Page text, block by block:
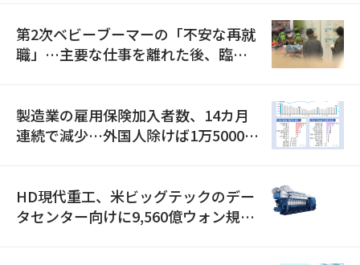
第2次ベビーブーマーの「不安な再就
職」…主要な仕事を離れた後、臨時
製造業の雇用保険加入者数、14カ月
連続で減少…外国人除けば1万5000人
HD現代重工、米ビッグテックのデー
タセンター向けに9,560億ウォン規模